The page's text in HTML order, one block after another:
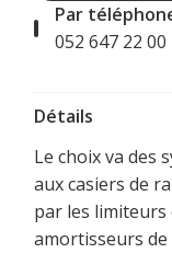
Par
052 647 22 00
Détails
Le choix va des
aux casiers de
par les limiteurs
amortisseurs